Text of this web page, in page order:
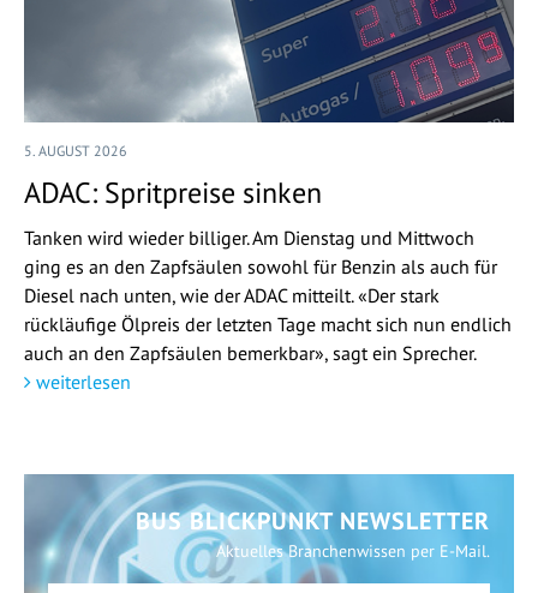
5. AUGUST 2026
ADAC: Spritpreise sinken
Tanken wird wieder billiger. Am Dienstag und Mittwoch
ging es an den Zapfsäulen sowohl für Benzin als auch für
Diesel nach unten, wie der ADAC mitteilt. «Der stark
rückläufige Ölpreis der letzten Tage macht sich nun endlich
auch an den Zapfsäulen bemerkbar», sagt ein Sprecher.
weiterlesen
BUS BLICKPUNKT NEWSLETTER
Aktuelles Branchenwissen per E-Mail.